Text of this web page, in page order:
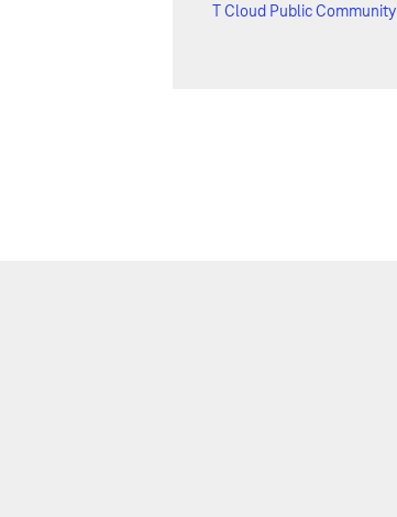
T Cloud Public Community